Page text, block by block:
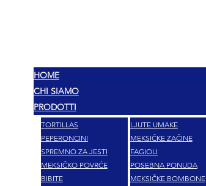
HOME
CHI SIAMO
PRODOTTI
TORTILLAS
PEPERONCINI
SPREMNO ZA JESTI
MEKSIČKO POVRĆE
BIBITE
LJUTE UMAKE
MEKSIČKE ZAČINE
FAGIOLI
POSEBNA PONUDA
MEKSIČKE BOMBONE